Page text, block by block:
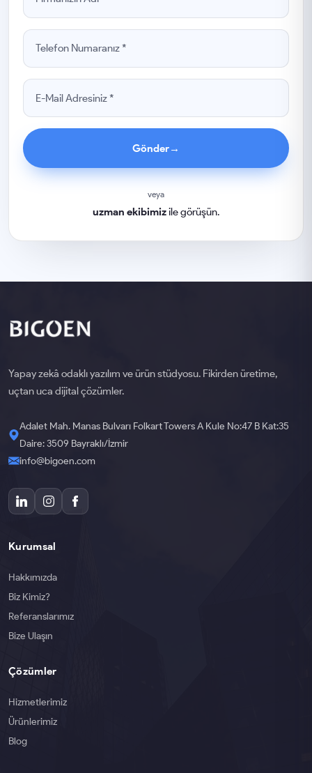
Gönder→
veya
uzman ekibimizile görüşün.
Yapay zekâ odaklı yazılım ve ürün stüdyosu. Fikirden üretime,
uçtan uca dijital çözümler.
Adalet Mah. Manas Bulvarı Folkart Towers A Kule No:47 B Kat:35
Daire: 3509 Bayraklı/İzmir
info@bigoen.com
Kurumsal
Hakkımızda
Biz Kimiz?
Referanslarımız
Bize Ulaşın
Çözümler
Hizmetlerimiz
Ürünlerimiz
Blog